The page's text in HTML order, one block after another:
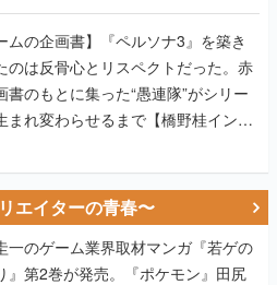
ムの企画書】『ペルソナ3』を築き
のは反骨心とリスペクトだった。赤
書のもとに集った“愚連隊”がシリー
まれ変わらせるまで【橋野桂インタ
エイターの青春〜
一のゲーム業界取材マンガ『若ゲの
』第2巻が発売。『ポケモン』田尻